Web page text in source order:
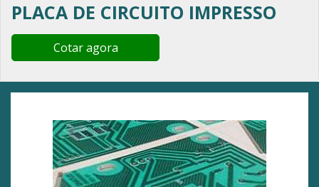
PLACA DE CIRCUITO IMPRESSO
Cotar agora